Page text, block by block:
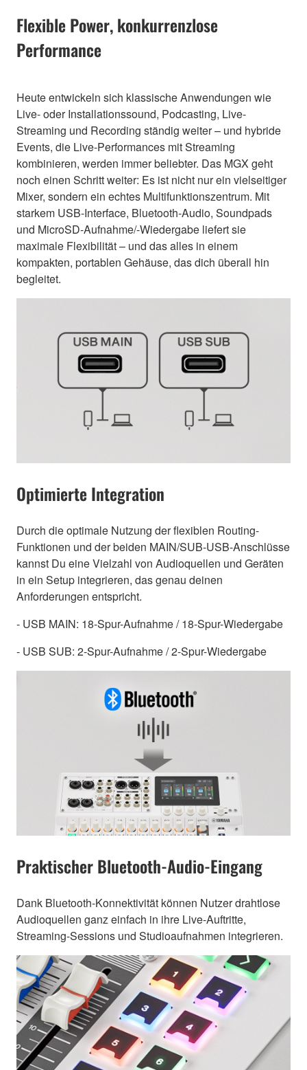
Flexible Power, konkurrenzlose
Performance
Heute entwickeln sich klassische Anwendungen wie
Live- oder Installationssound, Podcasting, Live-
Streaming und Recording ständig weiter – und hybride
Events, die Live-Performances mit Streaming
kombinieren, werden immer beliebter. Das MGX geht
noch einen Schritt weiter: Es ist nicht nur ein vielseitiger
Mixer, sondern ein echtes Multifunktionszentrum. Mit
starkem USB-Interface, Bluetooth-Audio, Soundpads
und MicroSD-Aufnahme/-Wiedergabe liefert sie
maximale Flexibilität – und das alles in einem
kompakten, portablen Gehäuse, das dich überall hin
begleitet.
Optimierte Integration
Durch die optimale Nutzung der flexiblen Routing-
Funktionen und der beiden MAIN/SUB-USB-Anschlüsse
kannst Du eine Vielzahl von Audioquellen und Geräten
in ein Setup integrieren, das genau deinen
Anforderungen entspricht.
- USB MAIN: 18-Spur-Aufnahme / 18-Spur-Wiedergabe
- USB SUB: 2-Spur-Aufnahme / 2-Spur-Wiedergabe
Praktischer Bluetooth-Audio-Eingang
Dank Bluetooth-Konnektivität können Nutzer drahtlose
Audioquellen ganz einfach in ihre Live-Auftritte,
Streaming-Sessions und Studioaufnahmen integrieren.